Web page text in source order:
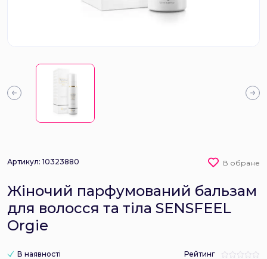
Артикул: 10323880 В обране
Жіночий парфумований бальзам
для волосся та тіла SENSFEEL
Orgie
В наявності Рейтинг